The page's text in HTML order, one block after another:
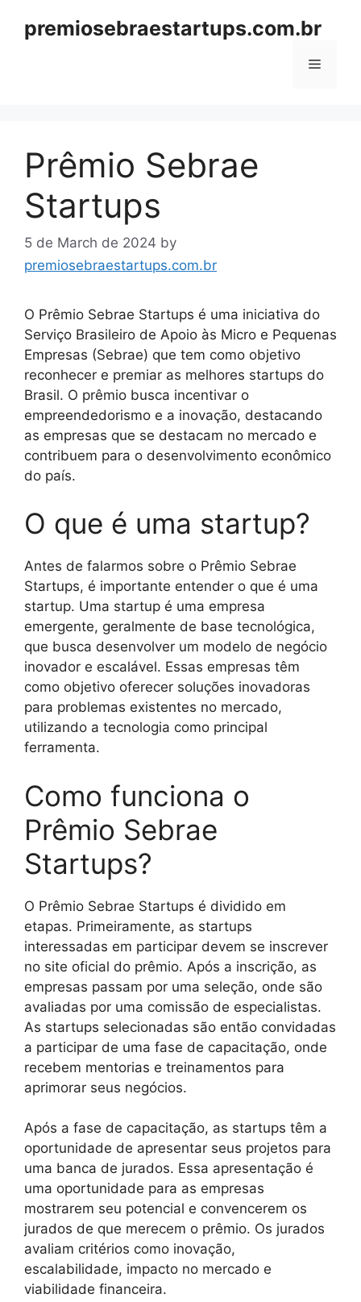
premiosebraestartups.com.br
Menu
Prêmio Sebrae
Startups
5 de March de 2024 by
premiosebraestartups.com.br
O Prêmio Sebrae Startups é uma iniciativa do
Serviço Brasileiro de Apoio às Micro e Pequenas
Empresas (Sebrae) que tem como objetivo
reconhecer e premiar as melhores startups do
Brasil. O prêmio busca incentivar o
empreendedorismo e a inovação, destacando
as empresas que se destacam no mercado e
contribuem para o desenvolvimento econômico
do país.
O que é uma startup?
Antes de falarmos sobre o Prêmio Sebrae
Startups, é importante entender o que é uma
startup. Uma startup é uma empresa
emergente, geralmente de base tecnológica,
que busca desenvolver um modelo de negócio
inovador e escalável. Essas empresas têm
como objetivo oferecer soluções inovadoras
para problemas existentes no mercado,
utilizando a tecnologia como principal
ferramenta.
Como funciona o
Prêmio Sebrae
Startups?
O Prêmio Sebrae Startups é dividido em
etapas. Primeiramente, as startups
interessadas em participar devem se inscrever
no site oficial do prêmio. Após a inscrição, as
empresas passam por uma seleção, onde são
avaliadas por uma comissão de especialistas.
As startups selecionadas são então convidadas
a participar de uma fase de capacitação, onde
recebem mentorias e treinamentos para
aprimorar seus negócios.
Após a fase de capacitação, as startups têm a
oportunidade de apresentar seus projetos para
uma banca de jurados. Essa apresentação é
uma oportunidade para as empresas
mostrarem seu potencial e convencerem os
jurados de que merecem o prêmio. Os jurados
avaliam critérios como inovação,
escalabilidade, impacto no mercado e
viabilidade financeira.